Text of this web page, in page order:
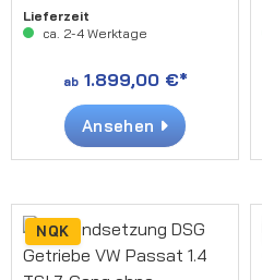
Lieferzeit
ca. 2-4 Werktage
ab1.899,00 €*
Ansehen
NQK